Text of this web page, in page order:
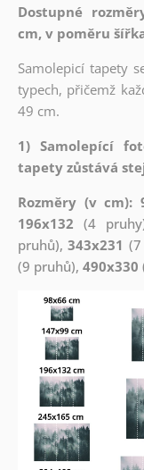
Dostupné
cm, v poměru
Samolepicí tapety
typech, přičemž
49 cm.
1) Samolepící
tapety zůstává
Rozměry (v cm):
196x132 (4
pruhů),343x231
(9 pruhů), 490x330